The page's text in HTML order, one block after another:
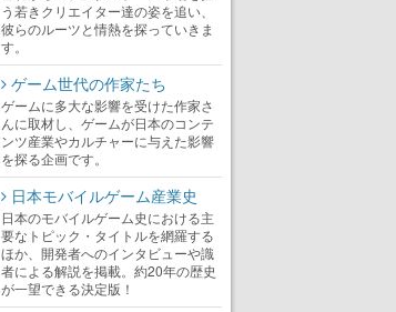
う若きクリエイター達の姿を追い、
彼らのルーツと情熱を探っていきま
す。
ゲーム世代の作家たち
ゲームに多大な影響を受けた作家さ
んに取材し、ゲームが日本のコンテ
ンツ産業やカルチャーに与えた影響
を探る企画です。
日本モバイルゲーム産業史
日本のモバイルゲーム史における主
要なトピック・タイトルを網羅する
ほか、開発者へのインタビューや識
者による解説を掲載。約20年の歴史
が一望できる決定版！